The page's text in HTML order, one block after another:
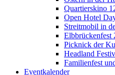
Quartierskino
Open Hotel
Streitmobil in
Elbbrückenfest
Picknick der
Headland
Familienfest
Eventkalender